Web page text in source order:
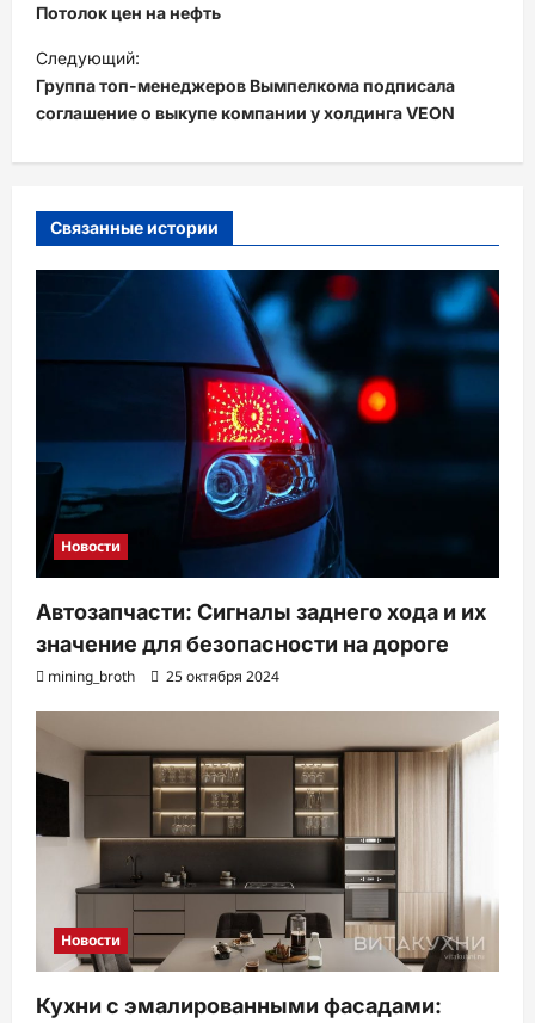
а
в
и
г
а
я
с
Потолок цен на нефть
Следующий:
Группа топ-менеджеров Вымпелкома подписала
соглашение о выкупе компании у холдинга VEON
Связанные истории
Новости
Автозапчасти: Сигналы заднего хода и их
значение для безопасности на дороге
mining_broth 25 октября 2024
Новости
Кухни с эмалированными фасадами: